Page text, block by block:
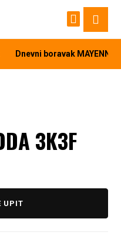
Dnevni boravak MAYENNE
3K3F
UPIT